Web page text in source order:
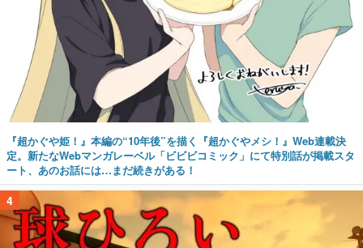
『超かぐや姫！』本編の“10年後”を描く『超かぐやメシ！』Web連載決
定。新たなWebマンガレーベル「ビビビコミック」にて特別話が掲載スタ
ート、あのお話には…まだ続きがある！
4